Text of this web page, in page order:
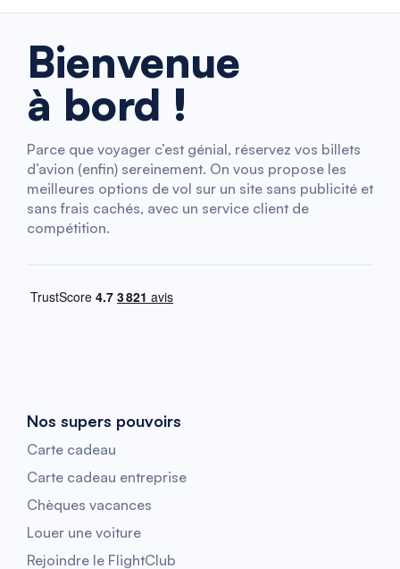
Bienvenue
à bord !
Parce que voyager c’est génial, réservez vos billets
d’avion (enfin) sereinement. On vous propose les
meilleures options de vol sur un site sans publicité et
sans frais cachés, avec un service client de
compétition.
Nos supers pouvoirs
Carte cadeau
Carte cadeau entreprise
Chèques vacances
Louer une voiture
Rejoindre le FlightClub